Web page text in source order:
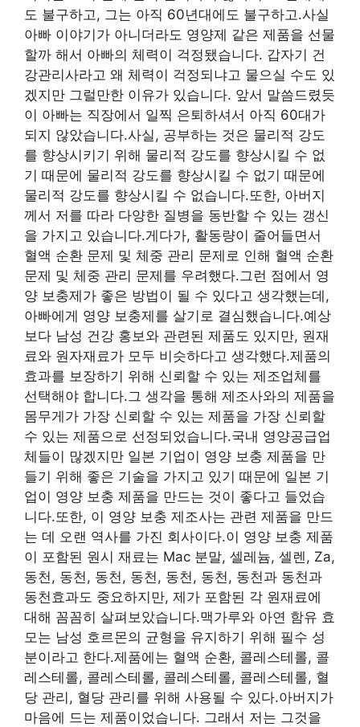
도 불구하고, 그는 아직 60년대에도 불구하고.사실
아빠 이야기가 아니더라도 영양제 같은 제품을 선물
할까 해서 아빠의 체력이 걱정됐습니다. 갑자기 건
강관리사라고 왜 체력이 걱정되냐고 물으실 수도 있
겠지만 그럴만한 이유가 있습니다. 앞서 말씀드렸듯
이 아빠는 직장에서 일찍 은퇴하셔서 아직 60대가
되지 않았습니다.사실, 공부하는 것은 물리적 강도
를 향상시키기 위해 물리적 강도를 향상시킬 수 없
기 때문에 물리적 강도를 향상시킬 수 없기 때문에
물리적 강도를 향상시킬 수 없습니다.또한, 아버지
께서 저를 따라 다양한 질병을 동반할 수 있는 갱신
을 가지고 있습니다.게다가, 활동량이 줄어들면서
혈액 순환 문제 및 체중 관리 문제로 인해 혈액 순환
문제 및 체중 관리 문제를 우려했다.그런 점에서 영
양 보충제가 좋은 방법이 될 수 있다고 생각했는데,
아빠에게 영양 보충제를 살기로 결심했습니다.예상
보다 남성 건강 홍보와 관련된 제품도 있지만, 원재
료와 원자재료가 모두 비슷하다고 생각했다.제품의
효과를 보장하기 위해 신뢰할 수 있는 제조업체를
선택해야 합니다.그 생각을 통해 제조사와의 제품을
몸무게가 가장 신뢰할 수 있는 제품을 가장 신뢰할
수 있는 제품으로 선정되었습니다.국내 영양공급업
체들이 많겠지만 일본 기업이 영양 보충 제품을 만
들기 위해 좋은 기술을 가지고 있기 때문에 일본 기
업이 영양 보충 제품을 만드는 것이 좋다고 들었습
니다.또한, 이 영양 보충 제조사는 관련 제품을 만드
는 데 오랜 역사를 가진 회사이다.이 영양 보충 제품
이 포함된 원시 재료는 Mac 분말, 셀레늄, 셀렌, Za,
동천, 동천, 동천, 동천, 동천, 동천, 동천과 동천과
동천효과도 중요하지만, 제가 포함된 각 원재료에
대해 꼼꼼히 살펴보았습니다.맥가루와 아연 함유 효
모는 남성 호르몬의 균형을 유지하기 위해 필수 성
분이라고 한다.제품에는 혈액 순환, 콜레스테롤, 콜
레스테롤, 콜레스테롤, 콜레스테롤, 콜레스테롤, 혈
당 관리, 혈당 관리를 위해 사용될 수 있다.아버지가
마음에 드는 제품이었습니다. 그래서 저는 그것을